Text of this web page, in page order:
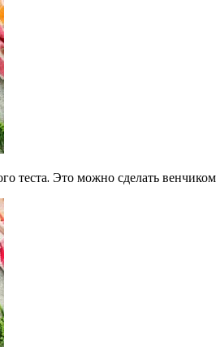
теста. Это можно сделать